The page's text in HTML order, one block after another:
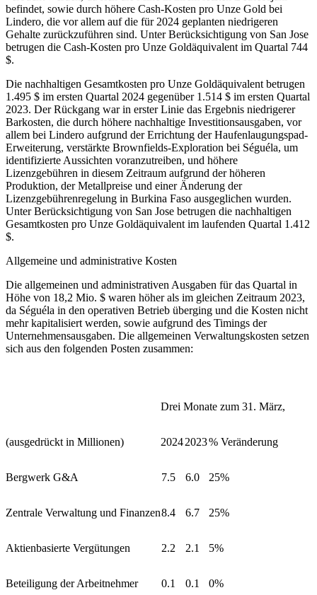
befindet, sowie durch höhere Cash-Kosten pro Unze Gold bei
Lindero, die vor allem auf die für 2024 geplanten niedrigeren
Gehalte zurückzuführen sind. Unter Berücksichtigung von San Jose
betrugen die Cash-Kosten pro Unze Goldäquivalent im Quartal 744
$.
Die nachhaltigen Gesamtkosten pro Unze Goldäquivalent betrugen
1.495 $ im ersten Quartal 2024 gegenüber 1.514 $ im ersten Quartal
2023. Der Rückgang war in erster Linie das Ergebnis niedrigerer
Barkosten, die durch höhere nachhaltige Investitionsausgaben, vor
allem bei Lindero aufgrund der Errichtung der Haufenlaugungspad-
Erweiterung, verstärkte Brownfields-Exploration bei Séguéla, um
identifizierte Aussichten voranzutreiben, und höhere
Lizenzgebühren in diesem Zeitraum aufgrund der höheren
Produktion, der Metallpreise und einer Änderung der
Lizenzgebührenregelung in Burkina Faso ausgeglichen wurden.
Unter Berücksichtigung von San Jose betrugen die nachhaltigen
Gesamtkosten pro Unze Goldäquivalent im laufenden Quartal 1.412
$.
Allgemeine und administrative Kosten
Die allgemeinen und administrativen Ausgaben für das Quartal in
Höhe von 18,2 Mio. $ waren höher als im gleichen Zeitraum 2023,
da Séguéla in den operativen Betrieb überging und die Kosten nicht
mehr kapitalisiert werden, sowie aufgrund des Timings der
Unternehmensausgaben. Die allgemeinen Verwaltungskosten setzen
sich aus den folgenden Posten zusammen:
Drei Monate zum 31. März,
(ausgedrückt in Millionen) 20242023% Veränderung
Bergwerk G&A 7.5 6.0 25%
Zentrale Verwaltung und Finanzen8.4 6.7 25%
Aktienbasierte Vergütungen 2.2 2.1 5%
Beteiligung der Arbeitnehmer 0.1 0.1 0%